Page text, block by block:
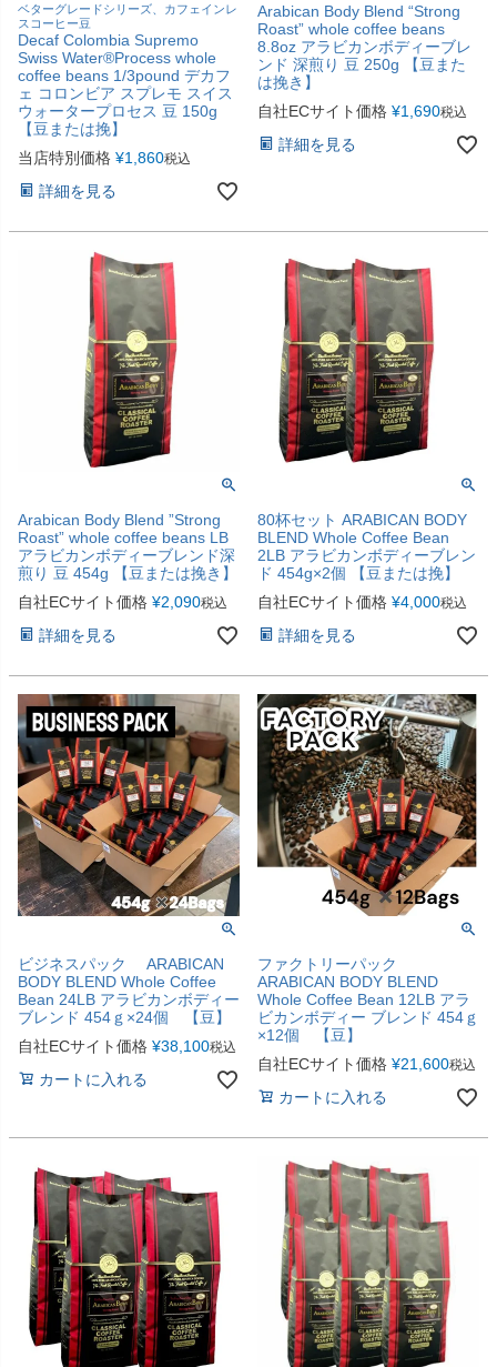
ベターグレードシリーズ、カフェインレ
スコーヒー豆
Decaf Colombia Supremo
Swiss Water®Process whole
coffee beans 1/3pound デカフ
ェ コロンビア スプレモ スイス
ウォータープロセス 豆 150g
【豆または挽】
当店特別価格 ¥1,860税込
詳細を見る
Arabican Body Blend “Strong
Roast” whole coffee beans
8.8oz アラビカンボディーブレ
ンド 深煎り 豆 250g 【豆また
は挽き】
自社ECサイト価格 ¥1,690税込
詳細を見る
Arabican Body Blend ”Strong
Roast” whole coffee beans LB
アラビカンボディーブレンド深
煎り 豆 454g 【豆または挽き】
自社ECサイト価格 ¥2,090税込
詳細を見る
80杯セット ARABICAN BODY
BLEND Whole Coffee Bean
2LB アラビカンボディーブレン
ド 454g×2個 【豆または挽】
自社ECサイト価格 ¥4,000税込
詳細を見る
ビジネスパック ARABICAN
BODY BLEND Whole Coffee
Bean 24LB アラビカンボディー
ブレンド 454ｇ×24個 【豆】
自社ECサイト価格 ¥38,100税込
カートに入れる
ファクトリーパック
ARABICAN BODY BLEND
Whole Coffee Bean 12LB アラ
ビカンボディー ブレンド 454ｇ
×12個 【豆】
自社ECサイト価格 ¥21,600税込
カートに入れる